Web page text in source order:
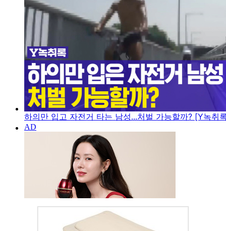
하의만 입고 자전거 타는 남성...처벌 가능할까? [Y녹취